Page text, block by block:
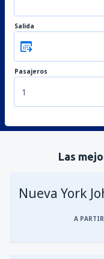
Salida
Pasajeros
1
Las
Nueva York
A